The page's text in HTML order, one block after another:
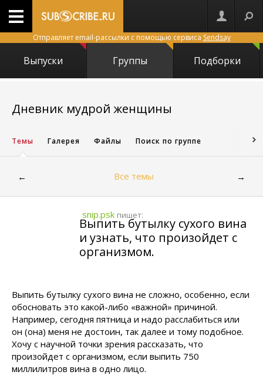
Отправляет email-рассылки с помощью сервиса Sendsay
Выпуски Группы Подборки
Дневник мудрой женщины
Темы Галерея Файлы Поиск по группе
← Все темы →
snip.psk пишет:
Выпить бутылку сухого вина
и узнать, что произойдет с
организмом.
Выпить бутылку сухого вина не сложно, особенно, если
обосновать это какой-либо «важной» причиной.
Например, сегодня пятница и надо расслабиться или
он (она) меня не достоин, так далее и тому подобное.
Хочу с научной точки зрения рассказать, что
произойдет с организмом, если выпить 750
миллилитров вина в одно лицо.